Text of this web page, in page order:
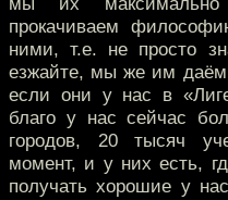
прокачиваем
ними, т.е. не просто
езжайте, мы же им
если они у нас в
благо у нас сейчас
городов, 20 тысяч
момент, и у них есть,
получать хорошие у